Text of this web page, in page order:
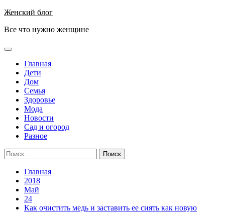
Перейти
содержимому
Женский блог
Все что нужно женщине
Основное
Главная
Дети
Дом
Семья
Здоровье
Мода
Новости
Сад и огород
Разное
Найти:
Главная
2018
Май
24
Как очистить медь и заставить ее сиять как новую